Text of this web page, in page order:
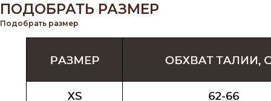
ПОДОБРАТЬ РАЗМЕР
Подобрать размер